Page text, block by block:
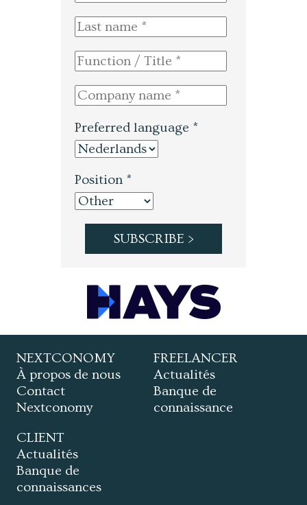
Preferred language *
Position *
NEXTCONOMY
À propos de nous
Contact
Nextconomy
FREELANCER
Actualités
Banque de
connaissance
CLIENT
Actualités
Banque de
connaissances